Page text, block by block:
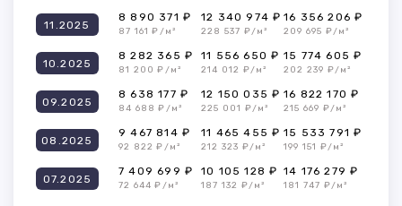
11.2025
8 890 371 ₽
87 161 ₽/м²
12 340 974 ₽
228 537 ₽/м²
16 356 206 ₽
209 695 ₽/м²
10.2025
8 282 365 ₽
81 200 ₽/м²
11 556 650 ₽
214 012 ₽/м²
15 774 605 ₽
202 239 ₽/м²
09.2025
8 638 177 ₽
84 688 ₽/м²
12 150 035 ₽
225 001 ₽/м²
16 822 170 ₽
215 669 ₽/м²
08.2025
9 467 814 ₽
92 822 ₽/м²
11 465 455 ₽
212 323 ₽/м²
15 533 791 ₽
199 151 ₽/м²
07.2025
7 409 699 ₽
72 644 ₽/м²
10 105 128 ₽
187 132 ₽/м²
14 176 279 ₽
181 747 ₽/м²